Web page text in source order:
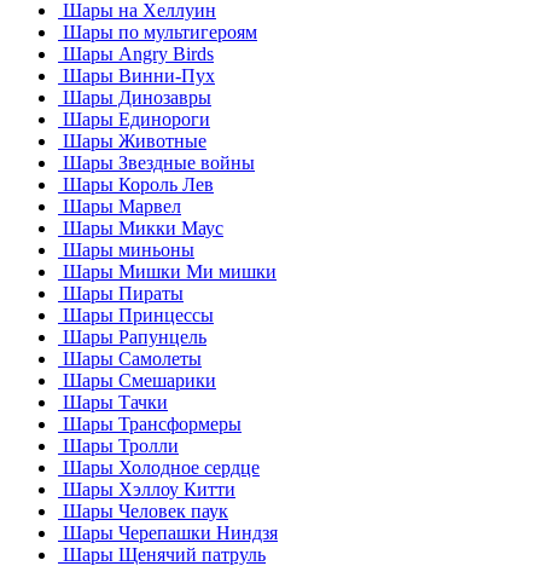
Шары на Хеллуин
Шары по мультигероям
Шары Angry Birds
Шары Винни-Пух
Шары Динозавры
Шары Единороги
Шары Животные
Шары Звездные войны
Шары Король Лев
Шары Марвел
Шары Микки Маус
Шары миньоны
Шары Мишки Ми мишки
Шары Пираты
Шары Принцессы
Шары Рапунцель
Шары Самолеты
Шары Смешарики
Шары Тачки
Шары Трансформеры
Шары Тролли
Шары Холодное сердце
Шары Хэллоу Китти
Шары Человек паук
Шары Черепашки Ниндзя
Шары Щенячий патруль